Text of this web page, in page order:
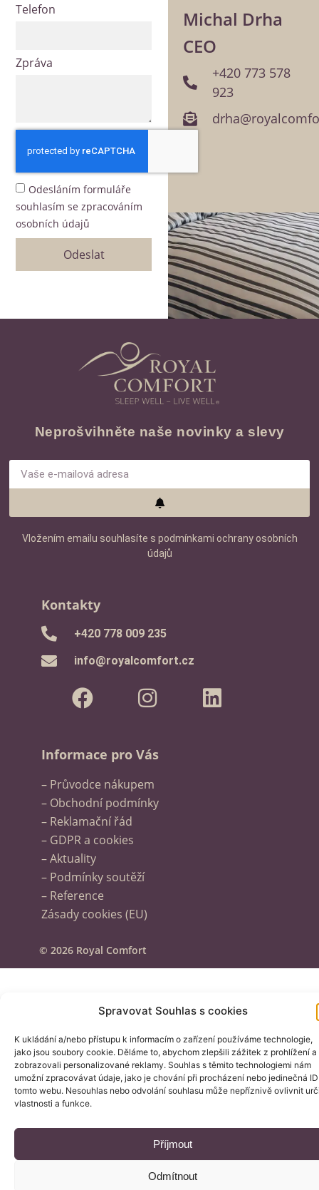
Spravovat Souhlas s cookies
K ukládání a/nebo přístupu k informacím o zařízení používáme technologie,
jako jsou soubory cookie. Děláme to, abychom zlepšili zážitek z prohlížení a
zobrazovali personalizované reklamy. Souhlas s těmito technologiemi nám
umožní zpracovávat údaje, jako je chování při procházení nebo jedinečná
tomto webu. Nesouhlas nebo odvolání souhlasu může nepříznivě ovlivnit
vlastnosti a funkce.
Příjmout
Odmítnout
Telefon
Zpráva
Odesláním formuláře
souhlasím se zpracováním
osobních údajů
Odeslat
Michal Drha
CEO
+420 773 578
923
Neprošvihněte naše novinky a slevy
Vložením emailu souhlasíte s podmínkami ochrany osobních
údajů
Kontakty
‭+420 778 009 235‬
info@royalcomfort.cz
Informace pro Vás
– Průvodce nákupem
– Obchodní podmínky
– Reklamační řád
– GDPR a cookies
– Aktuality
– Podmínky soutěží
– Reference
Zásady cookies (EU)
© 2026 Royal Comfort